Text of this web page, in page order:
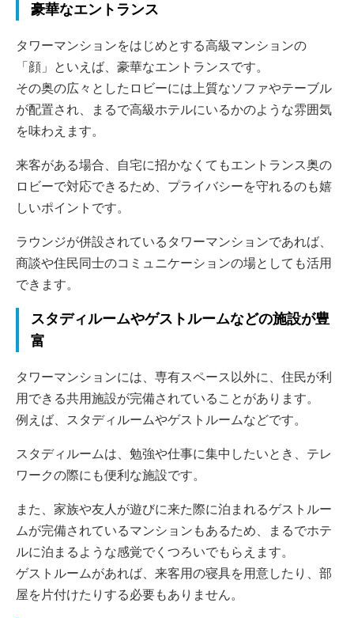
豪華なエントランス
タワーマンションをはじめとする高級マンションの
「顔」といえば、豪華なエントランスです。
その奥の広々としたロビーには上質なソファやテーブル
が配置され、まるで高級ホテルにいるかのような雰囲気
を味わえます。
来客がある場合、自宅に招かなくてもエントランス奥の
ロビーで対応できるため、プライバシーを守れるのも嬉
しいポイントです。
ラウンジが併設されているタワーマンションであれば、
商談や住民同士のコミュニケーションの場としても活用
できます。
スタディルームやゲストルームなどの施設が豊
富
タワーマンションには、専有スペース以外に、住民が利
用できる共用施設が完備されていることがあります。
例えば、スタディルームやゲストルームなどです。
スタディルームは、勉強や仕事に集中したいとき、テレ
ワークの際にも便利な施設です。
また、家族や友人が遊びに来た際に泊まれるゲストルー
ムが完備されているマンションもあるため、まるでホテ
ルに泊まるような感覚でくつろいでもらえます。
ゲストルームがあれば、来客用の寝具を用意したり、部
屋を片付けたりする必要もありません。